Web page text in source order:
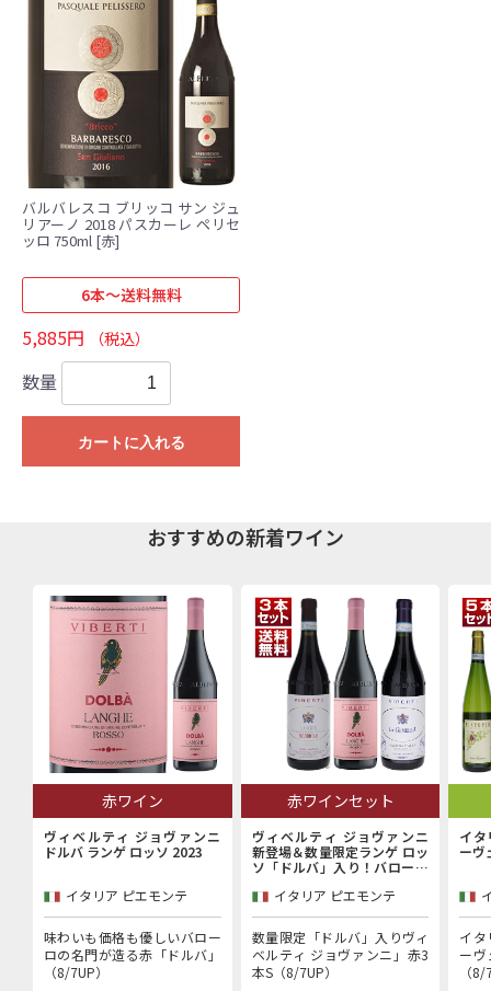
バルバレスコ ブリッコ サン ジュ
リアーノ 2018 パスカーレ ペリセ
ッロ 750ml [赤]
6本～送料無料
5,885円 （税込）
数量
カートに入れる
おすすめの新着ワイン
赤ワイン
ヴィベルティ ジョヴァンニ
ドルバ ランゲ ロッソ 2023
イタリア ピエモンテ
味わいも価格も優しいバロー
ロの名門が造る赤「ドルバ」
（8/7UP）
赤ワインセット
ヴィベルティ ジョヴァンニ
新登場＆数量限定ランゲ ロッ
ソ「ドルバ」入り！バローロ
産者「ヴィベルティ ジョヴァ
ンニ」赤3本セット
イタリア ピエモンテ
数量限定「ドルバ」入りヴィ
ベルティ ジョヴァンニ」赤3
本S（8/7UP）
イタ
ーヴ
イタ
ー
（